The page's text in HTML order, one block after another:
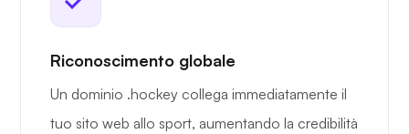
Riconoscimento globale
Un dominio .hockey collega immediatamente il
tuo sito web allo sport, aumentando la credibilità